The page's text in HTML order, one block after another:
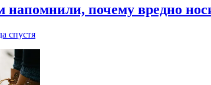
напомнили, почему вредно
спустя